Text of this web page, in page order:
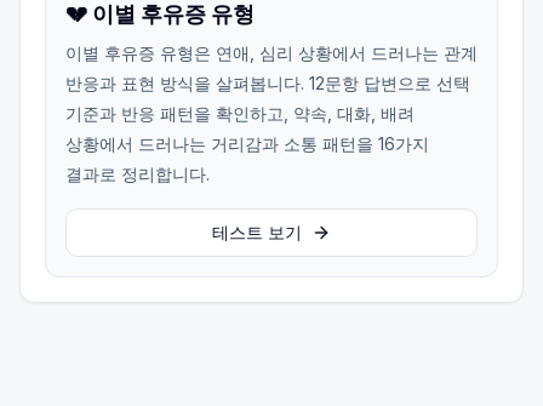
💔 이별 후유증 유형
이별 후유증 유형은 연애, 심리 상황에서 드러나는 관계
반응과 표현 방식을 살펴봅니다. 12문항 답변으로 선택
기준과 반응 패턴을 확인하고, 약속, 대화, 배려
상황에서 드러나는 거리감과 소통 패턴을 16가지
결과로 정리합니다.
테스트 보기